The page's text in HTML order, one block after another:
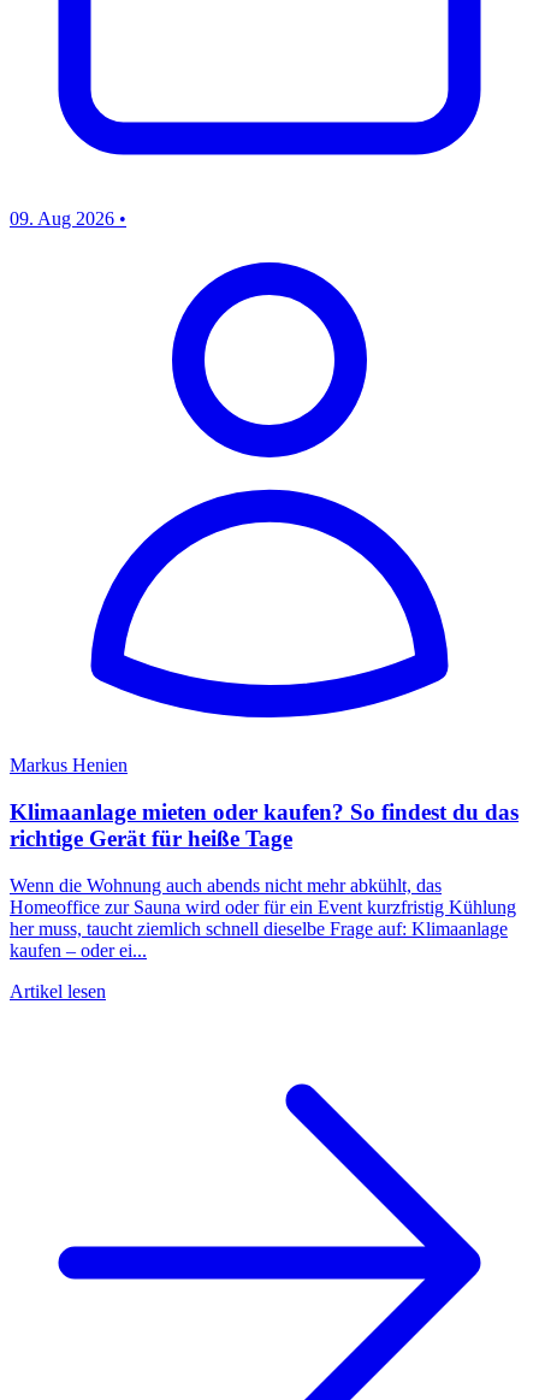
09. Aug 2026 •
Markus Henien
Klimaanlage mieten oder kaufen? So findest du das
richtige Gerät für heiße Tage
Wenn die Wohnung auch abends nicht mehr abkühlt, das
Homeoffice zur Sauna wird oder für ein Event kurzfristig Kühlung
her muss, taucht ziemlich schnell dieselbe Frage auf: Klimaanlage
kaufen – oder ei...
Artikel lesen